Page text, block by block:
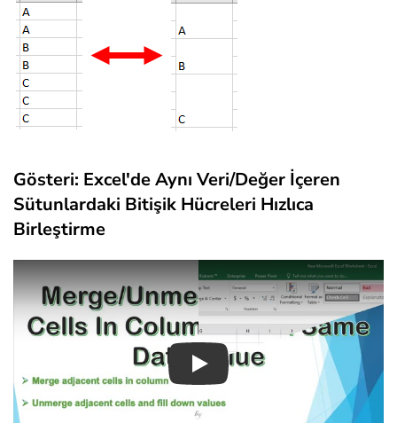
Gösteri: Excel'de Aynı Veri/Değer İçeren
Sütunlardaki Bitişik Hücreleri Hızlıca
Birleştirme
Play